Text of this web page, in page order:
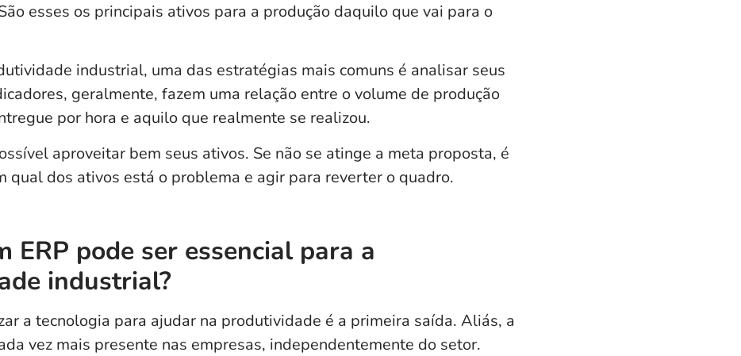
esses os principais ativos para a produção daquilo que vai para o
industrial, uma das estratégias mais comuns é analisar seus
geralmente, fazem uma relação entre o volume de produção
por hora e aquilo que realmente se realizou.
aproveitar bem seus ativos. Se não se atinge a meta proposta, é
qual dos ativos está o problema e agir para reverter o quadro.
ERP pode ser essencial para a
industrial?
a tecnologia para ajudar na produtividade é a primeira saída. Aliás, a
vez mais presente nas empresas, independentemente do setor.